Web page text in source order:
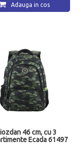
Adauga in cos
46 cm, cu 3
Ecada 61497